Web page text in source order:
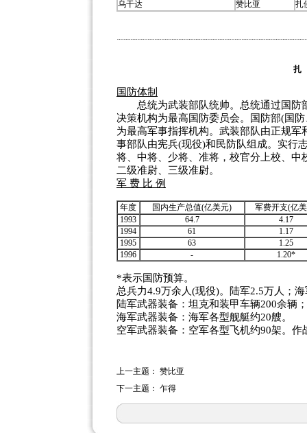
乌干达
赞比亚 扎
国防体制
总统为武装部队统帅。总统通过国防
决策机构为最高国防委员会。国防部(国
为最高军事指挥机构。武装部队由正规
事部队由宪兵(现役)和民防队组成。实行
将、中将、少将、准将，校官分上校、
二级准尉、三级准尉。
军 费 比 例
年度 国内生产总值(亿美元)
军费开支(亿
1993
64.7
4.17
1994
61
1.17
1995
63
1.25
1996
- 1.20*
*表示国防预算。
总兵力4.9万余人(现役)。陆军2.5万人；
陆军武器装备：坦克和装甲车辆200余辆
海军武器装备：海军各型舰艇约20艘。
空军武器装备：空军各型飞机约90架。
上一主题： 赞比亚
下一主题： 乍得